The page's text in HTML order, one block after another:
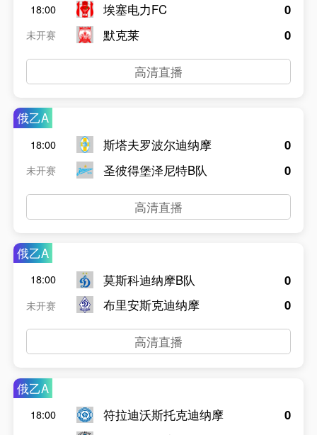
18:00
未开赛
埃塞电力FC
默克莱
0
0
高清直播
俄乙A
18:00
未开赛
斯塔夫罗波尔迪纳摩
圣彼得堡泽尼特B队
0
0
高清直播
俄乙A
18:00
未开赛
莫斯科迪纳摩B队
布里安斯克迪纳摩
0
0
高清直播
俄乙A
18:00
符拉迪沃斯托克迪纳摩
0